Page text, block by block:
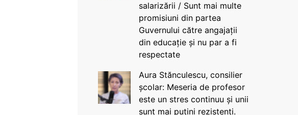
salarizării / Sunt mai multe
promisiuni din partea
Guvernului către angajații
din educație și nu par a fi
respectate
Aura Stănculescu, consilier
școlar: Meseria de profesor
este un stres continuu și unii
sunt mai puțini rezistenți.